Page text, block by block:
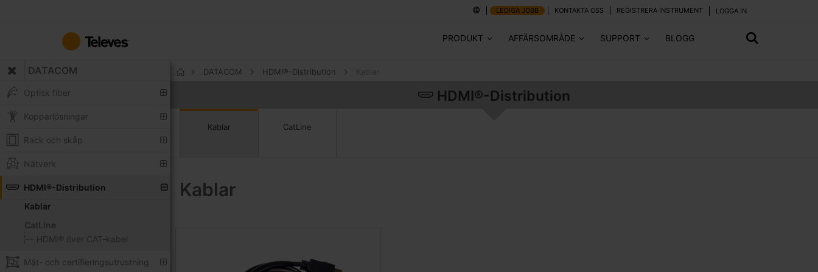
innehållet
LEDIGA JOBB KONTAKTA OSS REGISTRERA INSTRUMENT LOGGA IN
PRODUKT AFFÄRSOMRÅDE SUPPORT BLOGG
DATACOM
Optisk fiber
Kopparlösningar
Rack och skåp
Nätverk
HDMI®-Distribution
Kablar
CatLine
HDMI® över CAT-kabel
Mät- och certifieringsutrustning
DATACOM HDMI®-Distribution
HDMI®-Distribution
Kablar CatLine
Kablar